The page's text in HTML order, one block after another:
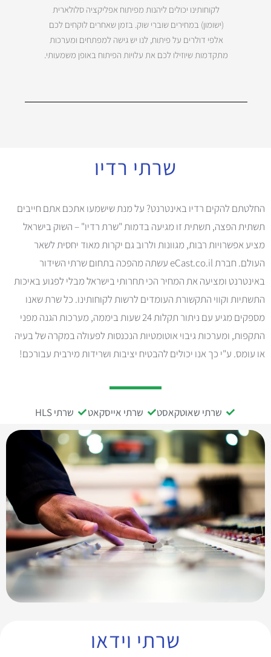
לקוחותינו יכולים ליהנות מפיתוח אפליקציה סלולארית
(ישומון) במחירים שוברי שוק. בזמן שאחרים לוקחים לכם
אלפי דולרים על פיתוח, לנו יש גישה למפתחים ומערכות
מתקדמות שיוזילו לכם את עלויות הפיתוח באופן משמעותי.
שרתי רדיו
החלטתם להקים רדיו באינטרנט? על מנת שישמעו אתכם אתם חייבים
תשתית הפצה, תשתית זו מגיעה בדמות "שרת רדיו" – השוק בישראל
מציע אפשרויות רבות, מגוונות ולרוב גם יקרות מאוד יחסית לשאר
העולם. חברת eCast.co.il עשתה מהפכה בתחום שרתי השידור
באינטרנט ומציעה את המחיר הכי תחרותי בישראל מבלי לפגוע באיכות
התשתיות וקווי התקשורת העומדים לרשות לקוחותינו. כל שרת שאנו
מספקים מגיע עם ניתור תקלות 24 שעות ביממה, מערכות הגנה מפני
התקפות, ומערכות גיבוי אוטומטיות הנכנסות לפעולה במקרה של בעיה
או עומס. ע"י כך אנו יכולים להבטיח יציבות ושרידות מירבית עבורכם!
שרתי שאוטקאסט שרתי אייסקאט שרתי HLS
שרתי וידאו